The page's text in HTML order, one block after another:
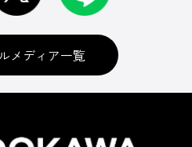
メディア一覧